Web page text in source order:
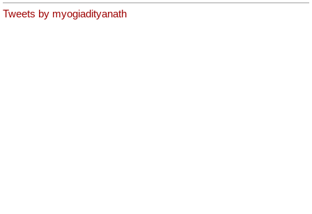
Tweets by myogiadityanath